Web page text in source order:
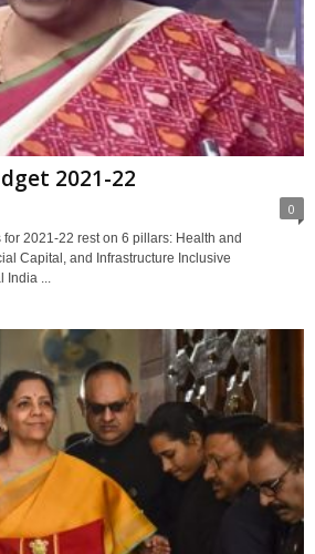
2021-22
0
for 2021-22 rest on 6 pillars: Health and
Capital, and Infrastructure Inclusive
India ...